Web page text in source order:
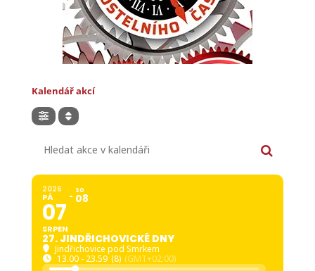
Kalendář akcí
2026
PÁ
07
SRPEN
SO
08
27. JINDŘICHOVICKÉ DNY
Jindřichovice pod Smrkem
13.00 - 23.59 (8) (GMT+02:00)